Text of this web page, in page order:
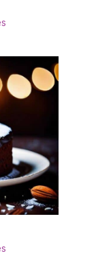
matériau
et
odeurs ni
être
de
d'eau
à
de
au
être